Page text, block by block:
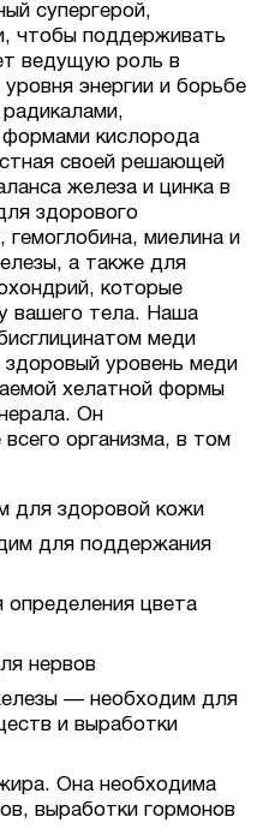
супергерой,
чтобы поддерживать
ведущую роль в
энергии и борьбе
кислорода
своей решающей
железа и цинка в
здорового
гемоглобина, миелина и
а также для
которые
вашего тела. Наша
меди
уровень меди
хелатной формы
Он
организма, в том
для здоровой кожи
для поддержания
цвета
нервов
— необходим для
и выработки
Она необходима
выработки гормонов